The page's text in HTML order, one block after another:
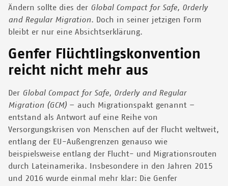
Ändern sollte dies der Global Compact for Safe, Orderly
and Regular Migration. Doch in seiner jetzigen Form
bleibt er nur eine Absichtserklärung.
Genfer Flüchtlingskonvention
reicht nicht mehr aus
Der Global Compact for Safe, Orderly and Regular
Migration (GCM) – auch Migrationspakt genannt –
entstand als Antwort auf eine Reihe von
Versorgungskrisen von Menschen auf der Flucht weltweit,
entlang der EU-Außengrenzen genauso wie
beispielsweise entlang der Flucht- und Migrationsrouten
durch Lateinamerika. Insbesondere in den Jahren 2015
und 2016 wurde einmal mehr klar: Die Genfer